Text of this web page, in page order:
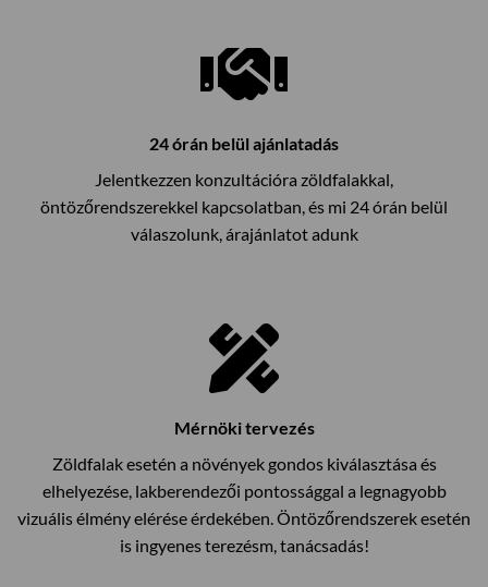
24 órán belül ajánlatadás
Jelentkezzen konzultációra zöldfalakkal,
öntözőrendszerekkel kapcsolatban, és mi 24 órán belül
válaszolunk, árajánlatot adunk
Mérnöki tervezés
Zöldfalak esetén a növények gondos kiválasztása és
elhelyezése, lakberendezői pontossággal a legnagyobb
vizuális élmény elérése érdekében. Öntözőrendszerek esetén
is ingyenes terezésm, tanácsadás!